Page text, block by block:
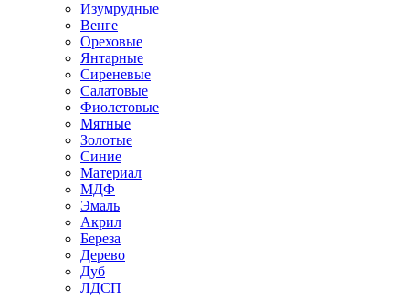
Изумрудные
Венге
Ореховые
Янтарные
Сиреневые
Салатовые
Фиолетовые
Мятные
Золотые
Синие
Материал
МДФ
Эмаль
Акрил
Береза
Дерево
Дуб
ЛДСП